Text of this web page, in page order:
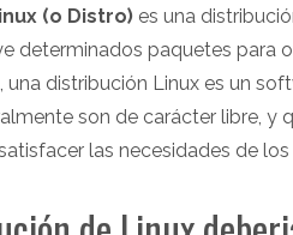
(o Distro) es una
determinados paquetes para
una distribución Linux es un
son de carácter libre, y
las necesidades de los